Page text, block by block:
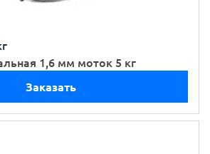
1,6 мм моток 5 кг
Заказать